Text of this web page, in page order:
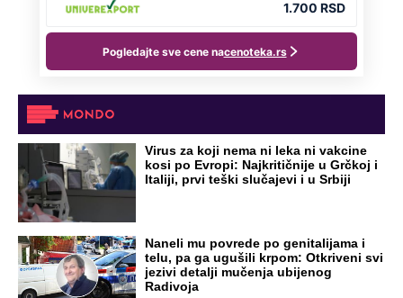
Virus za koji nema ni leka ni vakcine
kosi po Evropi: Najkritičnije u Grčkoj i
Italiji, prvi teški slučajevi i u Srbiji
Naneli mu povrede po genitalijama i
telu, pa ga ugušili krpom: Otkriveni svi
jezivi detalji mučenja ubijenog
Radivoja